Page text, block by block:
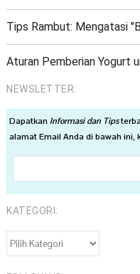
Tips Rambut: Mengatasi
Aturan Pemberian Yogurt
NEWSLETTER:
DapatkanInformasi dan Tips
alamat Email Anda di bawah ini,
KATEGORI:
KATEGORI: